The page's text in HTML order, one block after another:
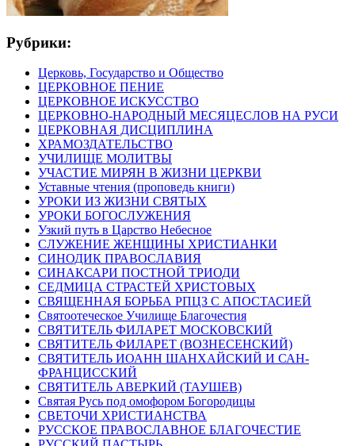
Рубрики:
Церковь, Государство и Общество
ЦЕРКОВНОЕ ПЕНИЕ
ЦЕРКОВНОЕ ИСКУССТВО
ЦЕРКОВНО-НАРОДНЫЙ МЕСЯЦЕСЛОВ НА РУСИ
ЦЕРКОВНАЯ ДИСЦИПЛИНА
ХРАМОЗДАТЕЛЬСТВО
УЧИЛИЩЕ МОЛИТВЫ
УЧАСТИЕ МИРЯН В ЖИЗНИ ЦЕРКВИ
Уставные чтения (проповедь книги)
УРОКИ ИЗ ЖИЗНИ СВЯТЫХ
УРОКИ БОГОСЛУЖЕНИЯ
Узкий путь в Царство Небесное
СЛУЖЕНИЕ ЖЕНЩИНЫ ХРИСТИАНКИ
СИНОДИК ПРАВОСЛАВИЯ
СИНАКСАРИ ПОСТНОЙ ТРИОДИ
СЕДМИЦА СТРАСТЕЙ ХРИСТОВЫХ
СВЯЩЕННАЯ БОРЬБА РПЦЗ С АПОСТАСИЕЙ
Святоотеческое Училище Благочестия
СВЯТИТЕЛЬ ФИЛАРЕТ МОСКОВСКИЙ
СВЯТИТЕЛЬ ФИЛАРЕТ (ВОЗНЕСЕНСКИЙ)
СВЯТИТЕЛЬ ИОАНН ШАНХАЙСКИЙ И САН-
ФРАНЦИССКИЙ
СВЯТИТЕЛЬ АВЕРКИЙ (ТАУШЕВ)
Святая Русь под омофором Богородицы
СВЕТОЧИ ХРИСТИАНСТВА
РУССКОЕ ПРАВОСЛАВНОЕ БЛАГОЧЕСТИЕ